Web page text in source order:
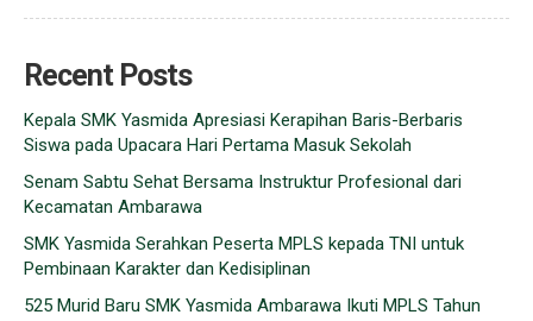
Recent Posts
Kepala SMK Yasmida Apresiasi Kerapihan Baris-Berbaris
Siswa pada Upacara Hari Pertama Masuk Sekolah
Senam Sabtu Sehat Bersama Instruktur Profesional dari
Kecamatan Ambarawa
SMK Yasmida Serahkan Peserta MPLS kepada TNI untuk
Pembinaan Karakter dan Kedisiplinan
525 Murid Baru SMK Yasmida Ambarawa Ikuti MPLS Tahun